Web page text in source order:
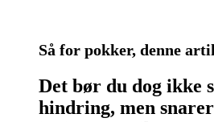
Så for pokker, denne
Det bør du dog ikke
hindring, men